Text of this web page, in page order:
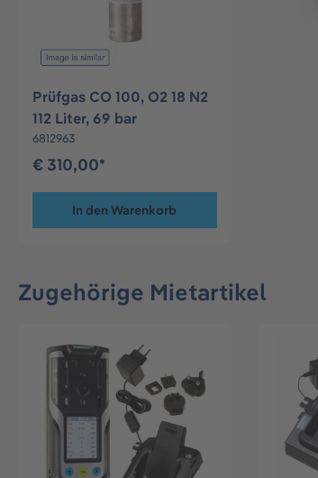
Prüfgas CO 100, O2 18 N2
112 Liter, 69 bar
6812963
€ 310,00*
In den Warenkorb
Zugehörige Mietartikel